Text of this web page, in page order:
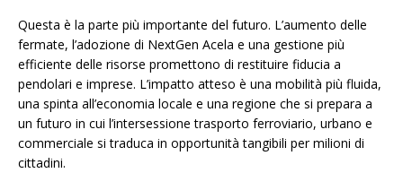
Questa è la parte più importante del futuro. L’aumento delle
fermate, l’adozione di NextGen Acela e una gestione più
efficiente delle risorse promettono di restituire fiducia a
pendolari e imprese. L’impatto atteso è una mobilità più fluida,
una spinta all’economia locale e una regione che si prepara a
un futuro in cui l’intersessione trasporto ferroviario, urbano e
commerciale si traduca in opportunità tangibili per milioni di
cittadini.